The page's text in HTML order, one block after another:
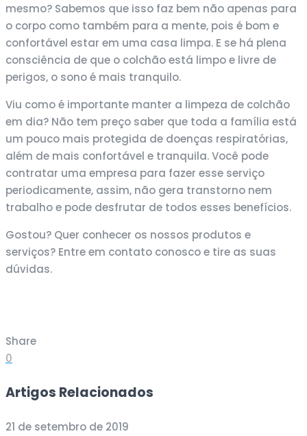
mesmo? Sabemos que isso faz bem não apenas para
o corpo como também para a mente, pois é bom e
confortável estar em uma casa limpa. E se há plena
consciência de que o colchão está limpo e livre de
perigos, o sono é mais tranquilo.
Viu como é importante manter a limpeza de colchão
em dia? Não tem preço saber que toda a família está
um pouco mais protegida de doenças respiratórias,
além de mais confortável e tranquila. Você pode
contratar uma empresa para fazer esse serviço
periodicamente, assim, não gera transtorno nem
trabalho e pode desfrutar de todos esses benefícios.
Gostou? Quer conhecer os nossos produtos e
serviços? Entre em contato conosco e tire as suas
dúvidas.
Share
0
Artigos Relacionados
21 de setembro de 2019